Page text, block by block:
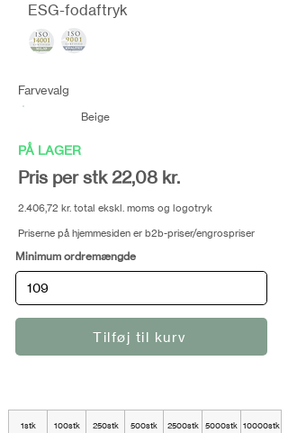
ESG-fodaftryk
Farvevalg
Beige
PÅ LAGER
Pris per stk 22,08 kr.
2.406,72 kr. total ekskl. moms og logotryk
Priserne på hjemmesiden er b2b-priser/engrospriser
Minimum ordremængde
Tilføj til kurv
1stk 100stk 250stk 500stk 2500stk 5000stk 10000stk